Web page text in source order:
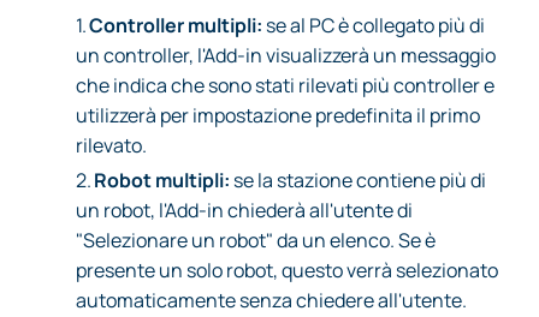
1.Controller multipli: se al PC è collegato più di
un controller, l'Add-in visualizzerà un messaggio
che indica che sono stati rilevati più controller e
utilizzerà per impostazione predefinita il primo
rilevato.
2.Robot multipli: se la stazione contiene più di
un robot, l'Add-in chiederà all'utente di
"Selezionare un robot" da un elenco. Se è
presente un solo robot, questo verrà selezionato
automaticamente senza chiedere all'utente.